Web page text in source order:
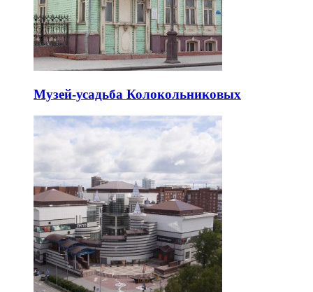
Музей-усадьба Колокольниковых